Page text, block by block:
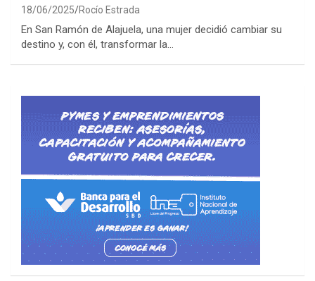
18/06/2025 Rocío Estrada
En San Ramón de Alajuela, una mujer decidió cambiar su
destino y, con él, transformar la…